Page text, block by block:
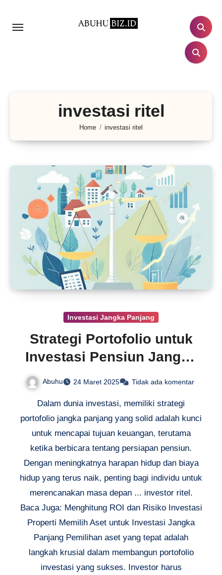
investasi ritel
Home investasi ritel
Investasi Jangka Panjang
Strategi Portofolio untuk
Investasi Pensiun Jangka
Panjang
Abuhu 24 Maret 2025 Tidak ada komentar
Dalam dunia investasi, memiliki strategi
portofolio jangka panjang yang solid adalah kunci
untuk mencapai tujuan keuangan, terutama
ketika berbicara tentang persiapan pensiun.
Dengan meningkatnya harapan hidup dan biaya
hidup yang terus naik, penting bagi individu untuk
merencanakan masa depan ... investor ritel.
Baca Juga: Menghitung ROI dan Risiko Investasi
Properti Memilih Aset untuk Investasi Jangka
Panjang Pemilihan aset yang tepat adalah
langkah krusial dalam membangun portofolio
investasi yang sukses. Investor harus